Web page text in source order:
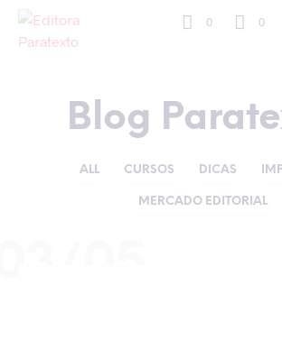
0 0
Blog
ALL CURSOS DICAS
MERCADO EDITORIAL